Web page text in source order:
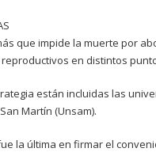
que impide la muerte por
en distintos
están incluidas las
Martín (Unsam).
la última en firmar el